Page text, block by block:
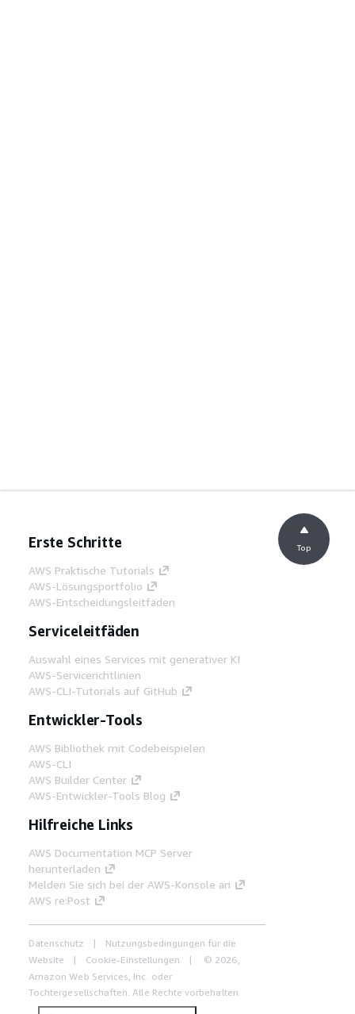
Erste Schritte
AWS Praktische Tutorials
AWS-Lösungsportfolio
AWS-Entscheidungsleitfäden
Serviceleitfäden
Auswahl eines Services mit generativer KI
AWS-Servicerichtlinien
AWS-CLI-Tutorials auf GitHub
Entwickler-Tools
AWS Bibliothek mit Codebeispielen
AWS-CLI
AWS Builder Center
AWS-Entwickler-Tools Blog
Hilfreiche Links
AWS Documentation MCP Server
herunterladen
Melden Sie sich bei der AWS-Konsole an
AWS re:Post
Datenschutz
Nutzungsbedingungen für die
Website
Cookie-Einstellungen
© 2026,
Amazon Web Services, Inc. oder
Tochtergesellschaften. Alle Rechte vorbehalten.
Top